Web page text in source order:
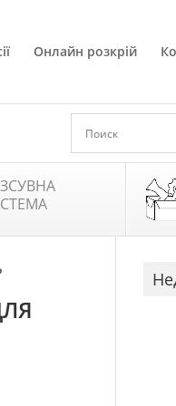
Онлайн розкрій